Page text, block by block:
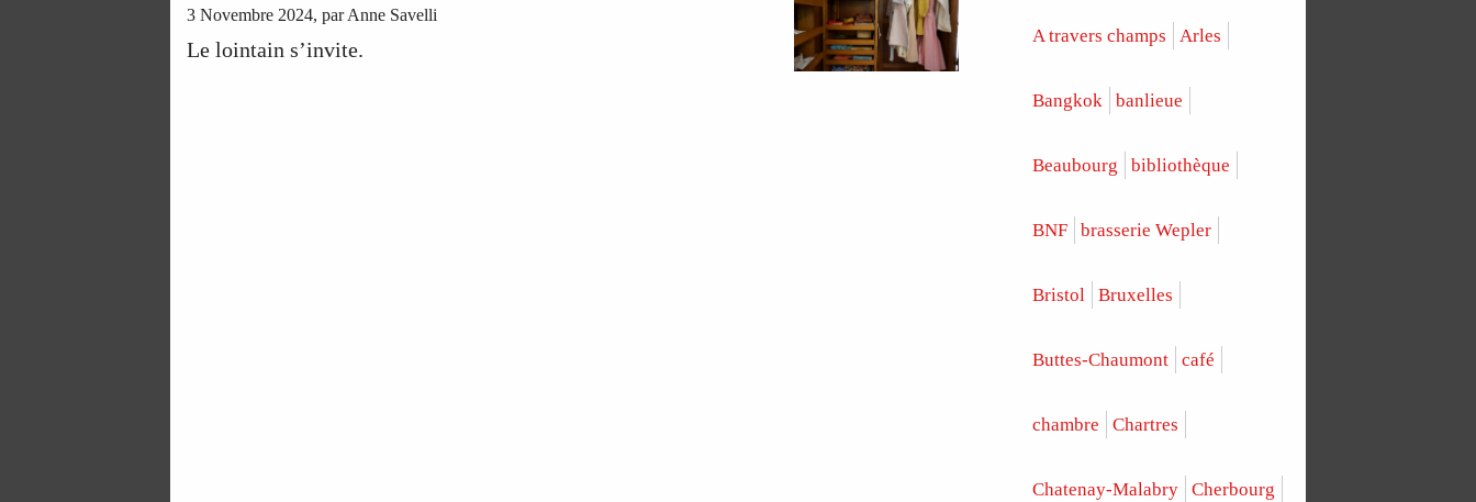
3 Novembre 2024, par Anne Savelli
Le lointain s’invite.
A travers champs Arles
Bangkok banlieue
Beaubourg bibliothèque
BNF brasserie Wepler
Bristol Bruxelles
Buttes-Chaumont café
chambre Chartres
Chatenay-Malabry Cherbourg